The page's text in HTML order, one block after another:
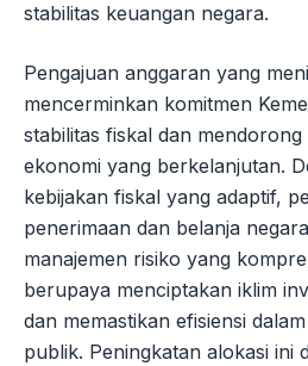
stabilitas keuangan negara.
Pengajuan anggaran yang
mencerminkan komitmen
stabilitas fiskal dan
ekonomi yang berkelanjutan.
kebijakan fiskal yang adaptif,
penerimaan dan belanja
manajemen risiko yang
berupaya menciptakan iklim
dan memastikan efisiensi
publik. Peningkatan alokasi ini